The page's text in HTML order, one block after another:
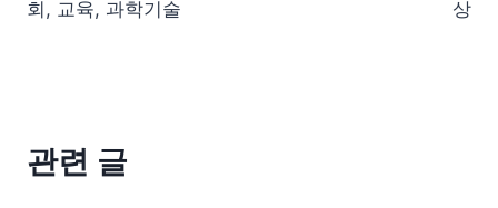
회, 교육, 과학기술
상
관련 글